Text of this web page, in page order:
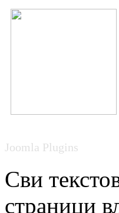
Joomla Plugins
Сви
страници